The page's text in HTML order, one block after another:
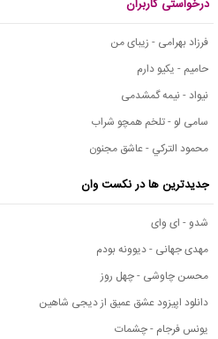
درخواستی کاربران
فرزاد بهرامی - زیبای من
حامیم - یکیو دارم
نیواد - نیمه گمشدمی
سامی لو - تلخم همچو شراب
محمود التركي - عاشق مجنون
جدیدترین ها در نکست وان
شدو - ای وای
مهدی جهانی - دیوونه بودم
محسن چاوشی - چهل روز
دانلود اپیزود عشق عمیق از دیجی شاهین
یونس فرجام - چشمات